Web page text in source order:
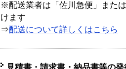
※配送業者は「佐川急便」また
けます
⇒配送について詳しくはこちら